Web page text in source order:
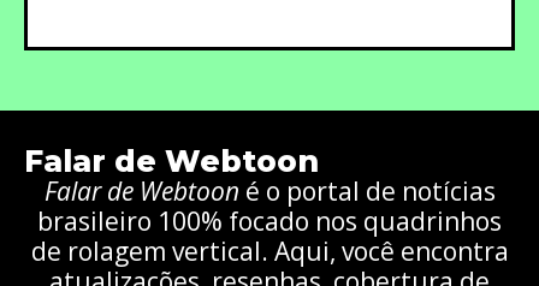
Falar de Webtoon
Falar de Webtoon é o portal de notícias
brasileiro 100% focado nos quadrinhos
de rolagem vertical. Aqui, você encontra